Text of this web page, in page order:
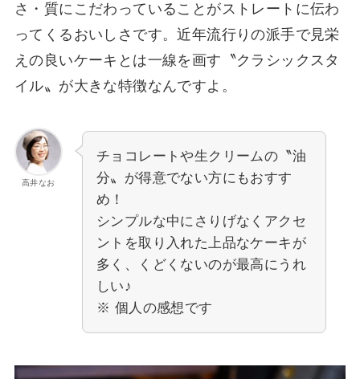
さ・質にこだわっていることがストレートに伝わ
ってくるおいしさです。近年流行りの派手で見栄
えの良いケーキとは一線を画す〝クラシックスタ
イル〟が大きな特徴なんですよ。
高井なお
チョコレートや生クリームの〝油
分〟が得意でない方にもおすす
め！
シンプルな中にさりげなくアクセ
ントを取り入れた上品なケーキが
多く、くどくないのが最高にうれ
しい♪
※ 個人の感想です